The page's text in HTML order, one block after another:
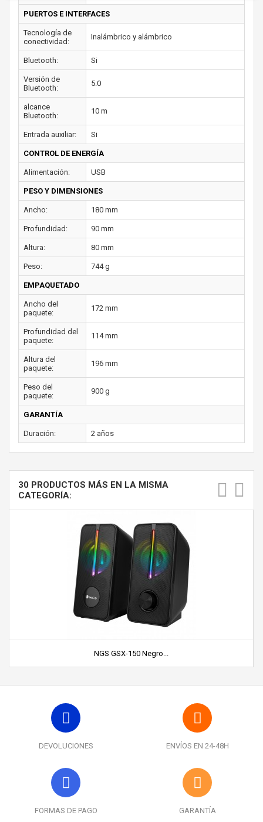
PUERTOS E INTERFACES
Tecnología de
conectividad:
Inalámbrico y alámbrico
Bluetooth: Si
Versión de
Bluetooth:
5.0
alcance
Bluetooth:
10 m
Entrada auxiliar: Si
CONTROL DE ENERGÍA
Alimentación: USB
PESO Y DIMENSIONES
Ancho: 180 mm
Profundidad: 90 mm
Altura: 80 mm
Peso: 744 g
EMPAQUETADO
Ancho del
paquete:
172 mm
Profundidad del
paquete:
114 mm
Altura del
paquete:
196 mm
Peso del
paquete:
900 g
GARANTÍA
Duración: 2 años
30 PRODUCTOS MÁS EN LA MISMA
CATEGORÍA:
NGS GSX-150 Negro...
DEVOLUCIONES ENVÍOS EN 24-48H
FORMAS DE PAGO GARANTÍA